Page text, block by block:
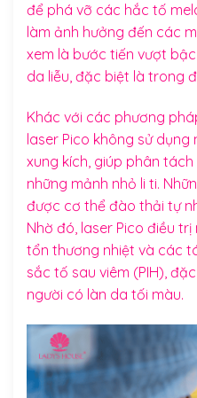
để phá vỡ các hắc tố
làm ảnh hưởng đến các
xem là bước tiến vượt
da liễu, đặc biệt là trong
Khác với các phương
laser Pico không sử
xung kích, giúp phân
những mảnh nhỏ li ti.
được cơ thể đào thải tự
Nhờ đó, laser Pico điều
tổn thương nhiệt và các
sắc tố sau viêm (PIH),
người có làn da tối màu.